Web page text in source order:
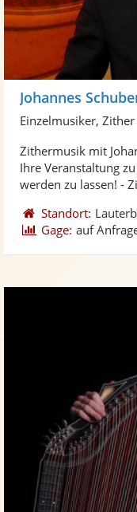
Johannes
Einzelmusiker, Zither
Zithermusik mit
Ihre Veranstaltung
werden zu lassen! -
Standort:
Gage: auf